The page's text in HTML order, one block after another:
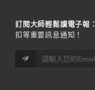
訂閱大師輕鬆讀電子報：
扣等重要訊息通知！